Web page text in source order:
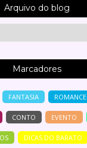
Arquivo do blog
Marcadores
FANTASIA ROMANCE
CONTO EVENTO
DICAS DO BARATO